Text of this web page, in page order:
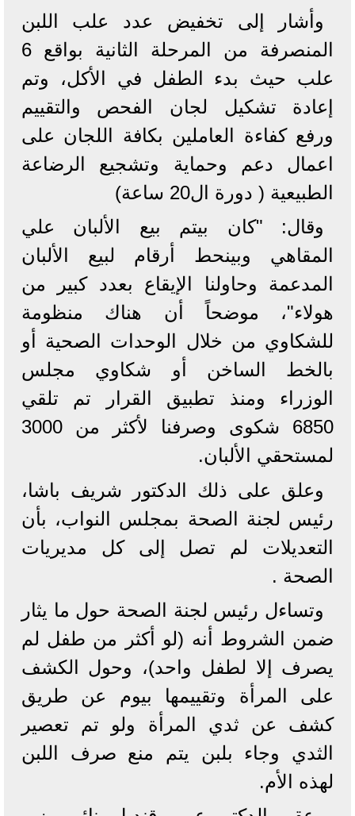
وأشار إلى تخفيض عدد علب اللبن
المنصرفة من المرحلة الثانية بواقع 6
علب حيث بدء الطفل في الأكل، وتم
إعادة تشكيل لجان الفحص والتقييم
ورفع كفاءة العاملين بكافة اللجان على
اعمال دعم وحماية وتشجيع الرضاعة
الطبيعية ( دورة ال20 ساعة)
وقال: "كان بيتم بيع الألبان علي
المقاهي وبينحط أرقام لبيع الألبان
المدعمة وحاولنا الإيقاع بعدد كبير من
هولاء"، موضحاً أن هناك منظومة
للشكاوي من خلال الوحدات الصحية أو
بالخط الساخن أو شكاوي مجلس
الوزراء ومنذ تطبيق القرار تم تلقي
6850 شكوى وصرفنا لأكثر من 3000
لمستحقي الألبان.
وعلق على ذلك الدكتور شريف باشا،
رئيس لجنة الصحة بمجلس النواب، بأن
التعديلات لم تصل إلى كل مديريات
الصحة .
وتساءل رئيس لجنة الصحة حول ما يثار
ضمن الشروط أنه (لو أكثر من طفل لم
يصرف إلا لطفل واحد)، وحول الكشف
على المرأة وتقييمها بيوم عن طريق
كشف عن ثدي المرأة ولو تم تعصير
الثدي وجاء بلبن يتم منع صرف اللبن
لهذه الأم.